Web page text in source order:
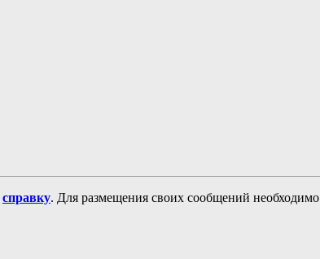
справку. Для размещения своих сообщений необходимо